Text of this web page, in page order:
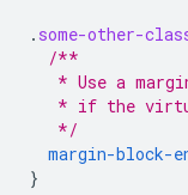
. some-other-
/**
* Use a
* if the
   */
margin-block-
}